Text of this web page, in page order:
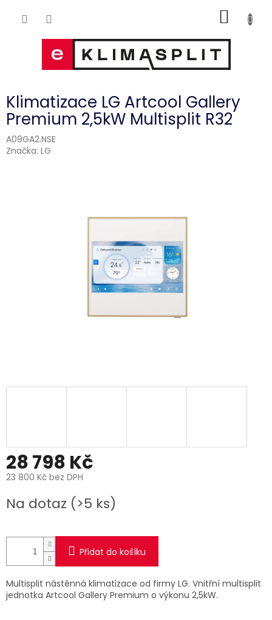
KOŠÍK
Klimatizace LG Artcool Gallery
Premium 2,5kW Multisplit R32
A09GA2.NSE
Značka: LG
28 798 Kč
23 800 Kč bez DPH
cena:
Na dotaz (>5 ks)
Přidat do košíku
Multisplit nástěnná klimatizace od firmy LG. Vnitřní multisplit
jednotka Artcool Gallery Premium o výkonu 2,5kW.